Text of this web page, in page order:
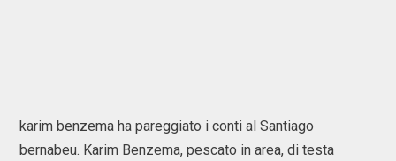
karim benzema ha pareggiato i conti al Santiago
bernabeu. Karim Benzema, pescato in area, di testa